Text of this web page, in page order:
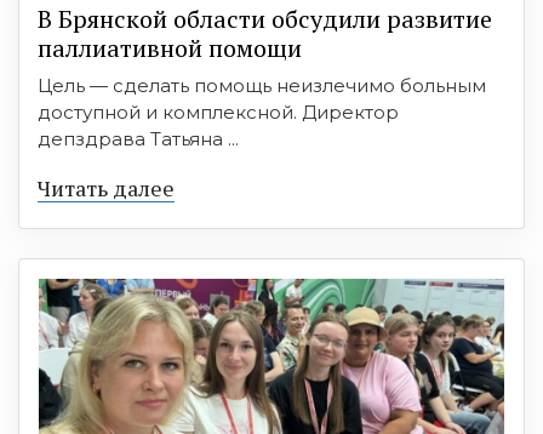
В Брянской области обсудили развитие
паллиативной помощи
Цель — сделать помощь неизлечимо больным
доступной и комплексной. Директор
депздрава Татьяна ...
Читать далее